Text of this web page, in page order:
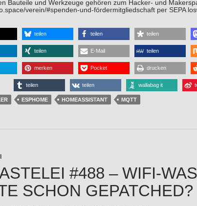
Bauteile und Werkzeuge gehören zum Hacker- und
verein/#spenden-und-fördermitgliedschaft per SEPA
teilen teilen teilen
teilen E-Mail teilen
merken Pocket drucken
teilen teilen wallabag it
ESPHOME HOMEASSISTANT MQTT
#488 – WIFI-
SCHON GEPATCHED?